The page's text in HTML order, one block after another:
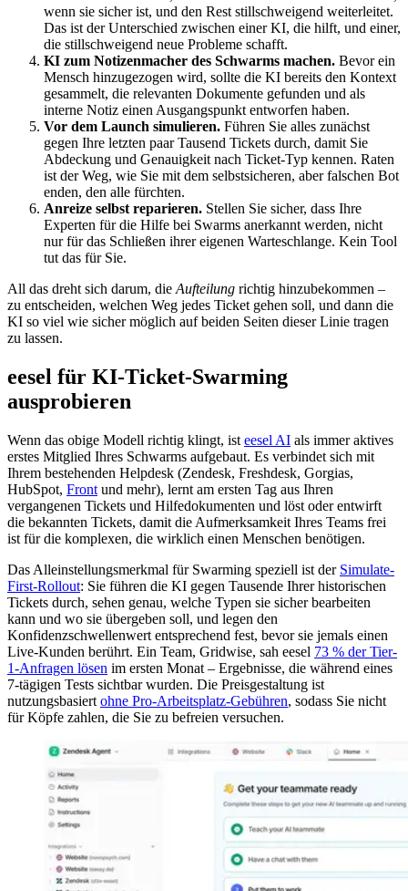
wenn sie sicher ist, und den Rest stillschweigend weiterleitet.
Das ist der Unterschied zwischen einer KI, die hilft, und einer,
die stillschweigend neue Probleme schafft.
KI zum Notizenmacher des Schwarms machen. Bevor ein
Mensch hinzugezogen wird, sollte die KI bereits den Kontext
gesammelt, die relevanten Dokumente gefunden und als
interne Notiz einen Ausgangspunkt entworfen haben.
Vor dem Launch simulieren. Führen Sie alles zunächst
gegen Ihre letzten paar Tausend Tickets durch, damit Sie
Abdeckung und Genauigkeit nach Ticket-Typ kennen. Raten
ist der Weg, wie Sie mit dem selbstsicheren, aber falschen Bot
enden, den alle fürchten.
Anreize selbst reparieren. Stellen Sie sicher, dass Ihre
Experten für die Hilfe bei Swarms anerkannt werden, nicht
nur für das Schließen ihrer eigenen Warteschlange. Kein Tool
tut das für Sie.
All das dreht sich darum, die Aufteilung richtig hinzubekommen –
zu entscheiden, welchen Weg jedes Ticket gehen soll, und dann die
KI so viel wie sicher möglich auf beiden Seiten dieser Linie tragen
zu lassen.
eesel für KI-Ticket-Swarming
ausprobieren
Wenn das obige Modell richtig klingt, ist eesel AI als immer aktives
erstes Mitglied Ihres Schwarms aufgebaut. Es verbindet sich mit
Ihrem bestehenden Helpdesk (Zendesk, Freshdesk, Gorgias,
HubSpot, Front und mehr), lernt am ersten Tag aus Ihren
vergangenen Tickets und Hilfedokumenten und löst oder entwirft
die bekannten Tickets, damit die Aufmerksamkeit Ihres Teams frei
ist für die komplexen, die wirklich einen Menschen benötigen.
Das Alleinstellungsmerkmal für Swarming speziell ist der Simulate-
First-Rollout: Sie führen die KI gegen Tausende Ihrer historischen
Tickets durch, sehen genau, welche Typen sie sicher bearbeiten
kann und wo sie übergeben soll, und legen den
Konfidenzschwellenwert entsprechend fest, bevor sie jemals einen
Live-Kunden berührt. Ein Team, Gridwise, sah eesel 73 % der Tier-
1-Anfragen lösen im ersten Monat – Ergebnisse, die während eines
7-tägigen Tests sichtbar wurden. Die Preisgestaltung ist
nutzungsbasiert ohne Pro-Arbeitsplatz-Gebühren, sodass Sie nicht
für Köpfe zahlen, die Sie zu befreien versuchen.